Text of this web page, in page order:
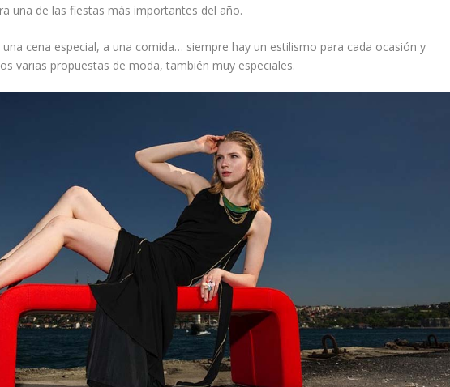
una de las fiestas más importantes del año.
cena especial, a una comida… siempre hay un estilismo para cada ocasión y
varias propuestas de moda, también muy especiales.